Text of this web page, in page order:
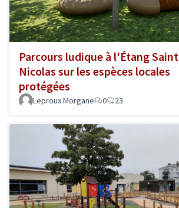
Parcours ludique à l'Étang Saint
Nicolas sur les espèces locales
protégées
Leproux Morgane 0 23